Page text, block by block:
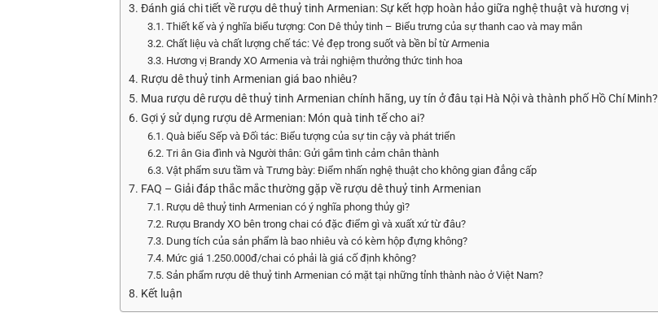
3. Đánh giá chi tiết về rượu dê thuỷ tinh Armenian: Sự kết hợp hoàn hảo giữa nghệ thuật và hương vị
3.1. Thiết kế và ý nghĩa biểu tượng: Con Dê thủy tinh – Biểu trưng của sự thanh cao và may mắn
3.2. Chất liệu và chất lượng chế tác: Vẻ đẹp trong suốt và bền bỉ từ Armenia
3.3. Hương vị Brandy XO Armenia và trải nghiệm thưởng thức tinh hoa
4. Rượu dê thuỷ tinh Armenian giá bao nhiêu?
5. Mua rượu dê rượu dê thuỷ tinh Armenian chính hãng, uy tín ở đâu tại Hà Nội và thành phố Hồ Chí Minh?
6. Gợi ý sử dụng rượu dê Armenian: Món quà tinh tế cho ai?
6.1. Quà biếu Sếp và Đối tác: Biểu tượng của sự tin cậy và phát triển
6.2. Tri ân Gia đình và Người thân: Gửi gắm tình cảm chân thành
6.3. Vật phẩm sưu tầm và Trưng bày: Điểm nhấn nghệ thuật cho không gian đẳng cấp
7. FAQ – Giải đáp thắc mắc thường gặp về rượu dê thuỷ tinh Armenian
7.1. Rượu dê thuỷ tinh Armenian có ý nghĩa phong thủy gì?
7.2. Rượu Brandy XO bên trong chai có đặc điểm gì và xuất xứ từ đâu?
7.3. Dung tích của sản phẩm là bao nhiêu và có kèm hộp đựng không?
7.4. Mức giá 1.250.000đ/chai có phải là giá cố định không?
7.5. Sản phẩm rượu dê thuỷ tinh Armenian có mặt tại những tỉnh thành nào ở Việt Nam?
8. Kết luận